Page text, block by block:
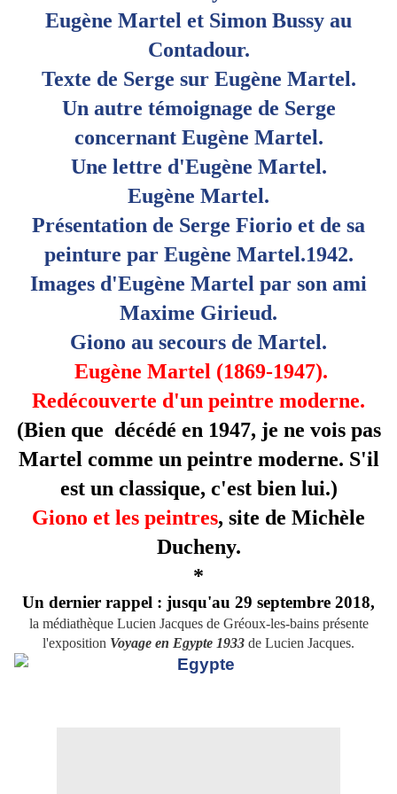
Eugène Martel et Simon Bussy au
Contadour.
Texte de Serge sur Eugène Martel.
Un autre témoignage de Serge
concernant Eugène Martel.
Une lettre d'Eugène Martel.
Eugène Martel.
Présentation de Serge Fiorio et de sa
peinture par Eugène Martel.1942.
Images d'Eugène Martel par son ami
Maxime Girieud.
Giono au secours de Martel .
Eugène Martel (1869-1947).
Redécouverte d'un peintre moderne.
(Bien que décédé en 1947, je ne vois pas
Martel comme un peintre moderne. S'il
est un classique, c'est bien lui.)
Giono et les peintres, site de Michèle
Ducheny.
*
Un dernier rappel : jusqu'au 29 septembre 2018,
la médiathèque Lucien Jacques de Gréoux-les-bains présente
l'exposition Voyage en Egypte 1933 de Lucien Jacques.